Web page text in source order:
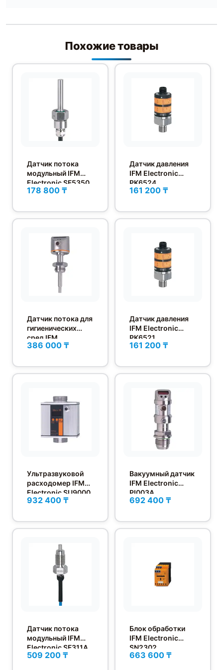
Похожие товары
Датчик потока
модульный IFM
Electronic SF5350
178 800 ₸
Датчик давления
IFM Electronic
PK6524
161 200 ₸
Датчик потока для
гигиенических
сред IFM
Electronic SI6000
386 000 ₸
Датчик давления
IFM Electronic
PK6521
161 200 ₸
Ультразвуковой
расходомер IFM
Electronic SU9000
932 400 ₸
Вакуумный датчик
IFM Electronic
PI003A
692 400 ₸
Датчик потока
модульный IFM
Electronic SF311A
509 200 ₸
Блок обработки
IFM Electronic
SN2302
663 600 ₸